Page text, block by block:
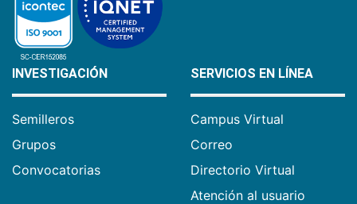
INVESTIGACIÓN
Semilleros
Grupos
Convocatorias
SERVICIOS EN LÍNEA
Campus Virtual
Correo
Directorio Virtual
Atención al usuario